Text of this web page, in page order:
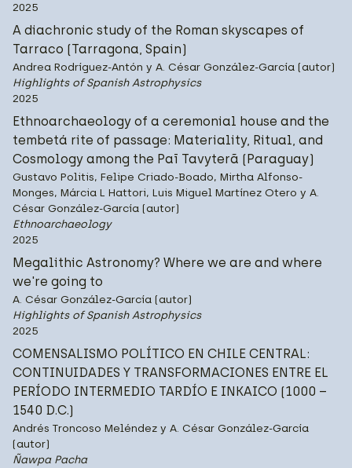
2025
A diachronic study of the Roman skyscapes of
Tarraco (Tarragona, Spain)
Andrea Rodríguez-Antón y A. César González-García (autor)
Highlights of Spanish Astrophysics
2025
Ethnoarchaeology of a ceremonial house and the
tembetá rite of passage: Materiality, Ritual, and
Cosmology among the Paī Tavyterã (Paraguay)
Gustavo Politis, Felipe Criado-Boado, Mirtha Alfonso-
Monges, Márcia L Hattori, Luis Miguel Martínez Otero y A.
César González-García (autor)
Ethnoarchaeology
2025
Megalithic Astronomy? Where we are and where
we're going to
A. César González-García (autor)
Highlights of Spanish Astrophysics
2025
COMENSALISMO POLÍTICO EN CHILE CENTRAL:
CONTINUIDADES Y TRANSFORMACIONES ENTRE EL
PERÍODO INTERMEDIO TARDÍO E INKAICO (1000 –
1540 D.C.)
Andrés Troncoso Meléndez y A. César González-García
(autor)
Ñawpa Pacha